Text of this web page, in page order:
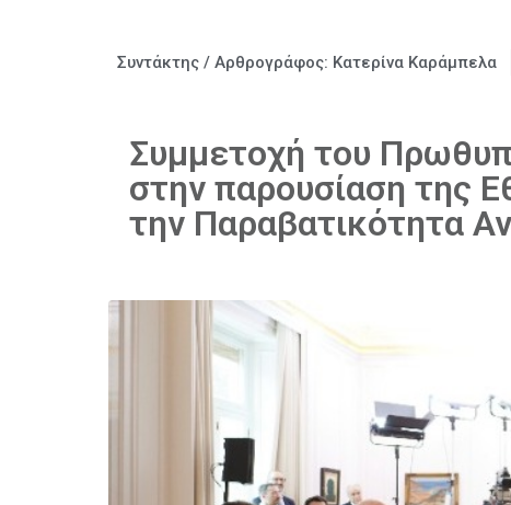
Συντάκτης / Αρθρογράφος: Κατερίνα Καράμπελα
Συμμετοχή του
στην παρουσίαση της
την Παραβατικότητα